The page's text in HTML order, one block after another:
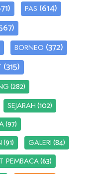
PAS (614)
BORNEO (372)
(315)
(282)
SEJARAH(102)
(97)
(91) GALERI(84)
PEMBACA(63)